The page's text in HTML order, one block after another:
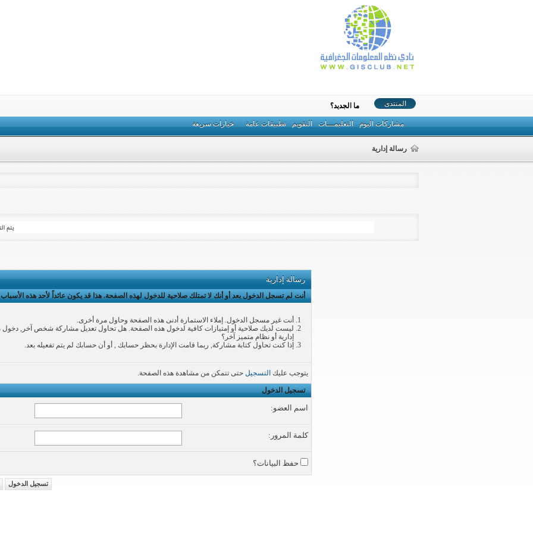
المنتدى
مشاركات اليوم التعليمـــات التقويم تطبيقات عامة خيارات سريعة
ما الجديد؟
رسالة إدارية
رسالة إدارية
أنت لم تسجل الدخول بعد أو أنك لا تمتلك صلاحية للدخول لهذه الصفحة. هذا قد يكون عائداً لأحد هذه
أنت غير مسجل الدخول. إملاء الاستمارة أدنى هذه الصفحة وحاول مرة أخرى.
ليست لديك صلاحية أو إمتيازات كافية لدخول هذه الصفحة. هل تحاول تعديل مشاركة شخص آخر, دخول
إدارية أو نظام متميز آخر؟
إذا كنت تحاول كتابة مشاركة, ربما قامت الإدارة بحظر حسابك , أو أن حسابك لم يتم تفعيله بعد.
يتوجب عليك التسجيل حتى تتمكن من مشاهدة هذه الصفحة.
تسجيل الدخول
اسم العضو:
كلمة المرور:
حفظ البيانات؟